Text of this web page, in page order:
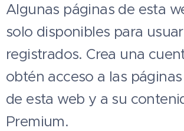
Algunas páginas de esta
solo disponibles para
registrados. Crea una
obtén acceso a las
de esta web y a su
Premium.